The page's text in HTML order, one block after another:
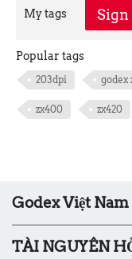
My tags Sign
Popular tags
203dpi godex
zx400 zx420
Godex Việt Nam
TÀI NGUYÊN